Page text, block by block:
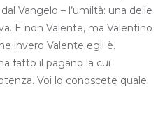
Vangelo – l’umiltà: una delle
E non Valente, ma Valentino
invero Valente egli è.
fatto il pagano la cui
Voi lo conoscete quale